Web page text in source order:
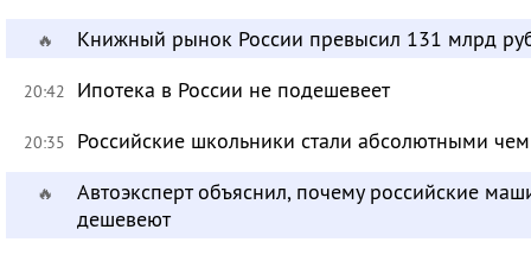
🔥 Книжный рынок России превысил 131 млрд
20:42 Ипотека в России не подешевеет
20:35 Российские школьники стали абсолютными
🔥
Автоэксперт объяснил, почему российские
дешевеют